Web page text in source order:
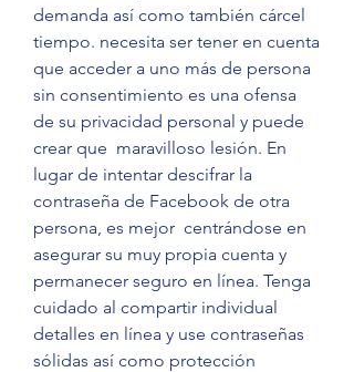
demanda así como también cárcel
tiempo. necesita ser tener en cuenta
que acceder a uno más de persona
sin consentimiento es una ofensa
de su privacidad personal y puede
crear que  maravilloso lesión. En
lugar de intentar descifrar la
contraseña de Facebook de otra
persona, es mejor  centrándose en
asegurar su muy propia cuenta y
permanecer seguro en línea. Tenga
cuidado al compartir individual
detalles en línea y use contraseñas
sólidas así como protección